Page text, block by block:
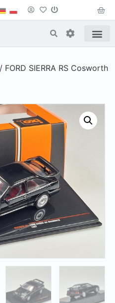
/ FORD SIERRA RS Cosworth